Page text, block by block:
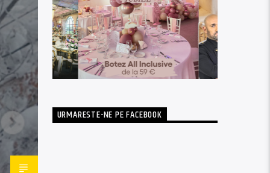
URMARESTE-NE PE FACEBOOK